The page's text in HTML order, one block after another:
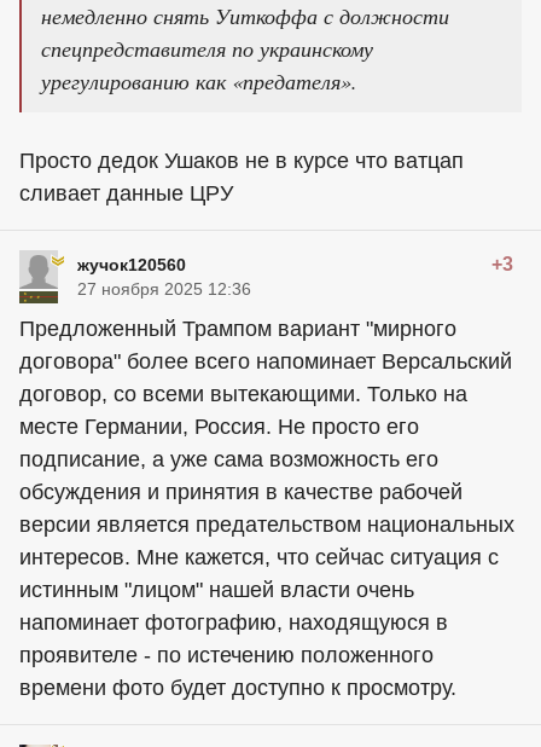
немедленно снять Уиткоффа с должности
спецпредставителя по украинскому
урегулированию как «предателя».
Просто дедок Ушаков не в курсе что ватцап
сливает данные ЦРУ
жучок120560 +3
27 ноября 2025 12:36
Предложенный Трампом вариант "мирного
договора" более всего напоминает Версальский
договор, со всеми вытекающими. Только на
месте Германии, Россия. Не просто его
подписание, а уже сама возможность его
обсуждения и принятия в качестве рабочей
версии является предательством национальных
интересов. Мне кажется, что сейчас ситуация с
истинным "лицом" нашей власти очень
напоминает фотографию, находящуюся в
проявителе - по истечению положенного
времени фото будет доступно к просмотру.